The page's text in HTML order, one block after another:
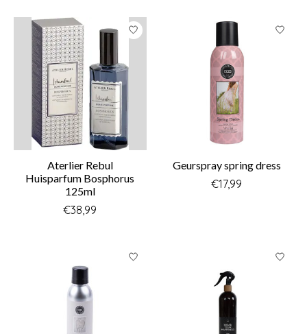
Aterlier Rebul
Huisparfum Bosphorus
125ml
€38,99
Geurspray spring dress
€17,99